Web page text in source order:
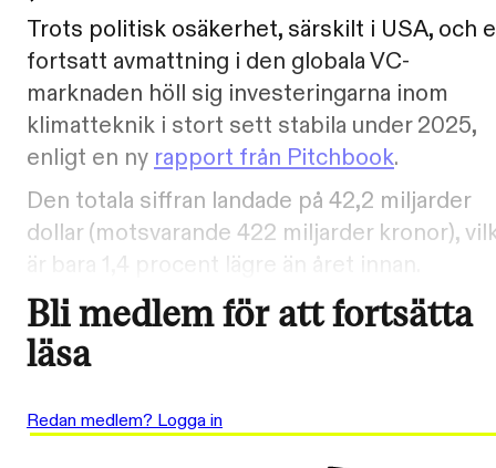
Trots politisk osäkerhet, särskilt i USA, och
fortsatt avmattning i den globala VC-
marknaden höll sig investeringarna inom
klimatteknik i stort sett stabila under 2025,
enligt en ny rapport från Pitchbook.
Den totala siffran landade på 42,2 miljarder
dollar (motsvarande 422 miljarder kronor),
är bara 1,4 procent lägre än året innan.
Bli medlem för att fortsätta
läsa
Redan medlem? Logga in